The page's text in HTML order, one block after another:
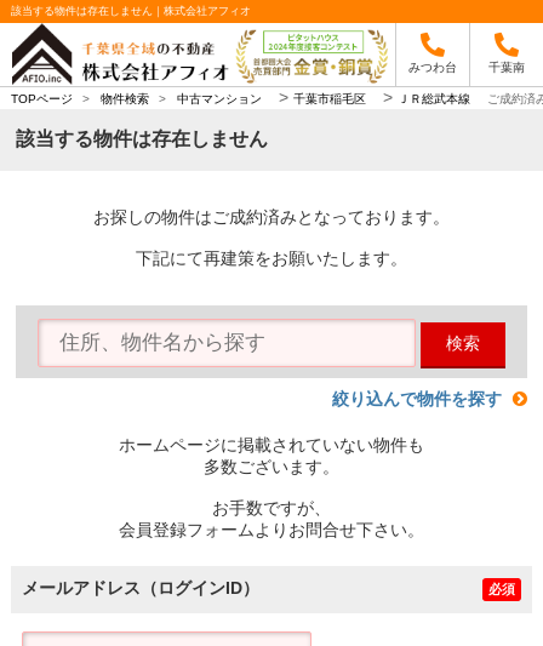
該当する物件は存在しません｜株式会社アフィオ
みつわ台 千葉南
TOPページ > 物件検索 > 中古マンション > 千葉市稲毛区 > ＪＲ総武本線 ご成約済
該当する物件は存在しません
お探しの物件はご成約済みとなっております。
下記にて再建策をお願いたします。
検索
絞り込んで物件を探す
ホームページに掲載されていない物件も
多数ございます。
お手数ですが、
会員登録フォームよりお問合せ下さい。
メールアドレス（ログインID） 必須